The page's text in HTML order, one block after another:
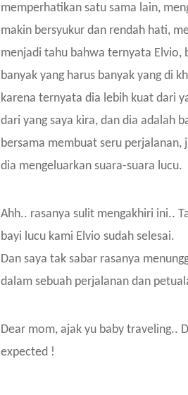
memperhatikan satu sama lain,
makin bersyukur dan rendah hati,
menjadi tahu bahwa ternyata Elvio,
banyak yang harus banyak yang di
karena ternyata dia lebih kuat dari
dari yang saya kira, dan dia adalah
bersama membuat seru perjalanan,
dia mengeluarkan suara-suara lucu.
Ahh.. rasanya sulit mengakhiri ini..
bayi lucu kami Elvio sudah selesai.
Dan saya tak sabar rasanya
dalam sebuah perjalanan dan
Dear mom, ajak yu baby traveling..
expected !